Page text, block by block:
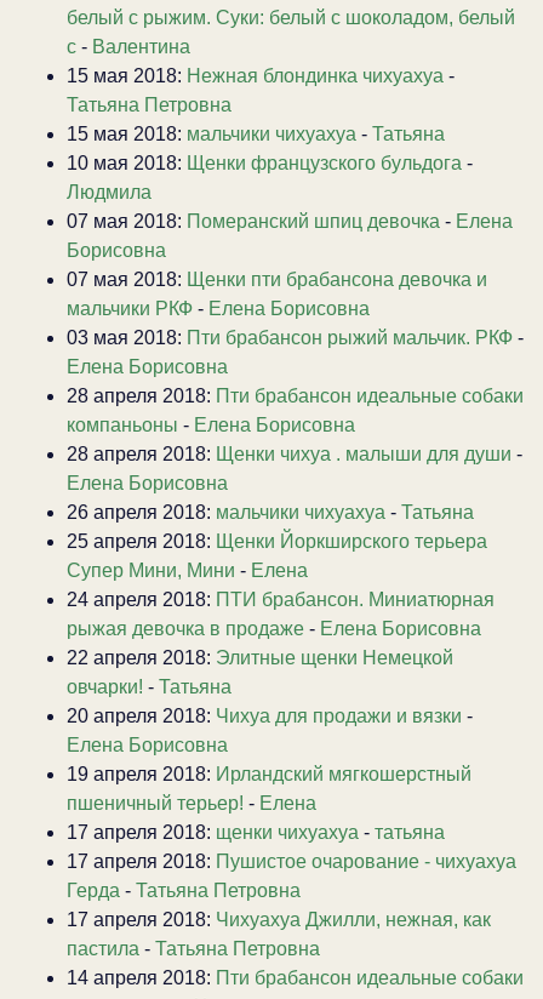
белый с рыжим. Суки: белый с шоколадом, белый
с - Валентина
15 мая 2018: Нежная блондинка чихуахуа -
Татьяна Петровна
15 мая 2018: мальчики чихуахуа - Татьяна
10 мая 2018: Щенки французского бульдога -
Людмила
07 мая 2018: Померанский шпиц девочка - Елена
Борисовна
07 мая 2018: Щенки пти брабансона девочка и
мальчики РКФ - Елена Борисовна
03 мая 2018: Пти брабансон рыжий мальчик. РКФ -
Елена Борисовна
28 апреля 2018: Пти брабансон идеальные собаки
компаньоны - Елена Борисовна
28 апреля 2018: Щенки чихуа . малыши для души -
Елена Борисовна
26 апреля 2018: мальчики чихуахуа - Татьяна
25 апреля 2018: Щенки Йоркширского терьера
Супер Мини, Мини - Елена
24 апреля 2018: ПТИ брабансон. Миниатюрная
рыжая девочка в продаже - Елена Борисовна
22 апреля 2018: Элитные щенки Немецкой
овчарки! - Татьяна
20 апреля 2018: Чихуа для продажи и вязки -
Елена Борисовна
19 апреля 2018: Ирландский мягкошерстный
пшеничный терьер! - Елена
17 апреля 2018: щенки чихуахуа - татьяна
17 апреля 2018: Пушистое очарование - чихуахуа
Герда - Татьяна Петровна
17 апреля 2018: Чихуахуа Джилли, нежная, как
пастила - Татьяна Петровна
14 апреля 2018: Пти брабансон идеальные собаки